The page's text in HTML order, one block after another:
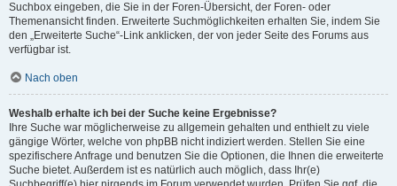
Suchbox eingeben, die Sie in der Foren-Übersicht, der Foren- oder
Themenansicht finden. Erweiterte Suchmöglichkeiten erhalten Sie, indem Sie
den „Erweiterte Suche“-Link anklicken, der von jeder Seite des Forums aus
verfügbar ist.
Nach oben
Weshalb erhalte ich bei der Suche keine Ergebnisse?
Ihre Suche war möglicherweise zu allgemein gehalten und enthielt zu viele
gängige Wörter, welche von phpBB nicht indiziert werden. Stellen Sie eine
spezifischere Anfrage und benutzen Sie die Optionen, die Ihnen die erweiterte
Suche bietet. Außerdem ist es natürlich auch möglich, dass Ihr(e)